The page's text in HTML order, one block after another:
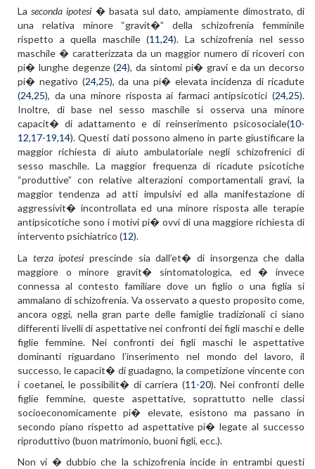
Laseconda ipotesi � basata sul dato, ampiamente dimostrato, di
una relativa minore “gravit�” della schizofrenia femminile
rispetto a quella maschile (11,24). La schizofrenia nel sesso
maschile � caratterizzata da un maggior numero di ricoveri con
pi� lunghe degenze (24), da sintomi pi� gravi e da un decorso
pi� negativo (24,25), da una pi� elevata incidenza di ricadute
(24,25), da una minore risposta ai farmaci antipsicotici (24,25).
Inoltre, di base nel sesso maschile si osserva una minore
capacit� di adattamento e di reinserimento psicosociale(10-
12,17-19,14). Questi dati possono almeno in parte giustificare la
maggior richiesta di aiuto ambulatoriale negli schizofrenici di
sesso maschile. La maggior frequenza di ricadute psicotiche
“produttive” con relative alterazioni comportamentali gravi, la
maggior tendenza ad atti impulsivi ed alla manifestazione di
aggressivit� incontrollata ed una minore risposta alle terapie
antipsicotiche sono i motivi pi� ovvi di una maggiore richiesta di
intervento psichiatrico (12).
La terza ipotesi prescinde sia dall’et� di insorgenza che dalla
maggiore o minore gravit� sintomatologica, ed � invece
connessa al contesto familiare dove un figlio o una figlia si
ammalano di schizofrenia. Va osservato a questo proposito come,
ancora oggi, nella gran parte delle famiglie tradizionali ci siano
differenti livelli di aspettative nei confronti dei figli maschi e delle
figlie femmine. Nei confronti dei figli maschi le aspettative
dominanti riguardano l’inserimento nel mondo del lavoro, il
successo, le capacit� di guadagno, la competizione vincente con
i coetanei, le possibilit� di carriera (11-20). Nei confronti delle
figlie femmine, queste aspettative, soprattutto nelle classi
socioeconomicamente pi� elevate, esistono ma passano in
secondo piano rispetto ad aspettative pi� legate al successo
riproduttivo (buon matrimonio, buoni figli, ecc.).
Non vi � dubbio che la schizofrenia incide in entrambi questi